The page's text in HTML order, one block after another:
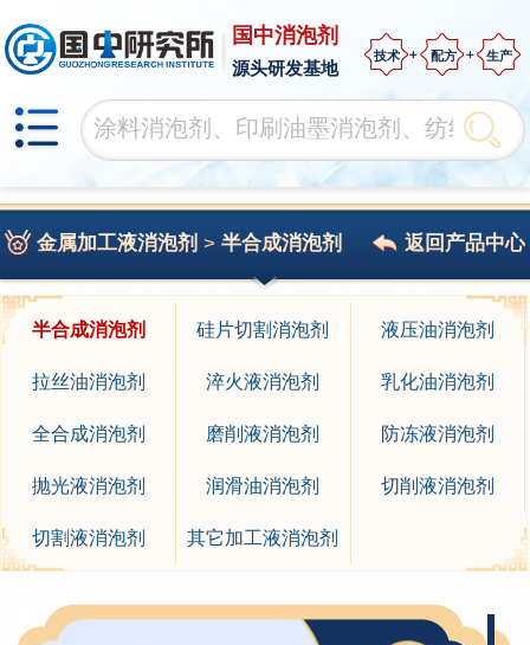
国中消泡剂
源头研发基地
技术 配方 生产
金属加工液消泡剂 > 半合成消泡剂 返回产品中心
半合成消泡剂 硅片切割消泡剂 液压油消泡剂
拉丝油消泡剂 淬火液消泡剂 乳化油消泡剂
全合成消泡剂 磨削液消泡剂 防冻液消泡剂
抛光液消泡剂 润滑油消泡剂 切削液消泡剂
切割液消泡剂 其它加工液消泡剂